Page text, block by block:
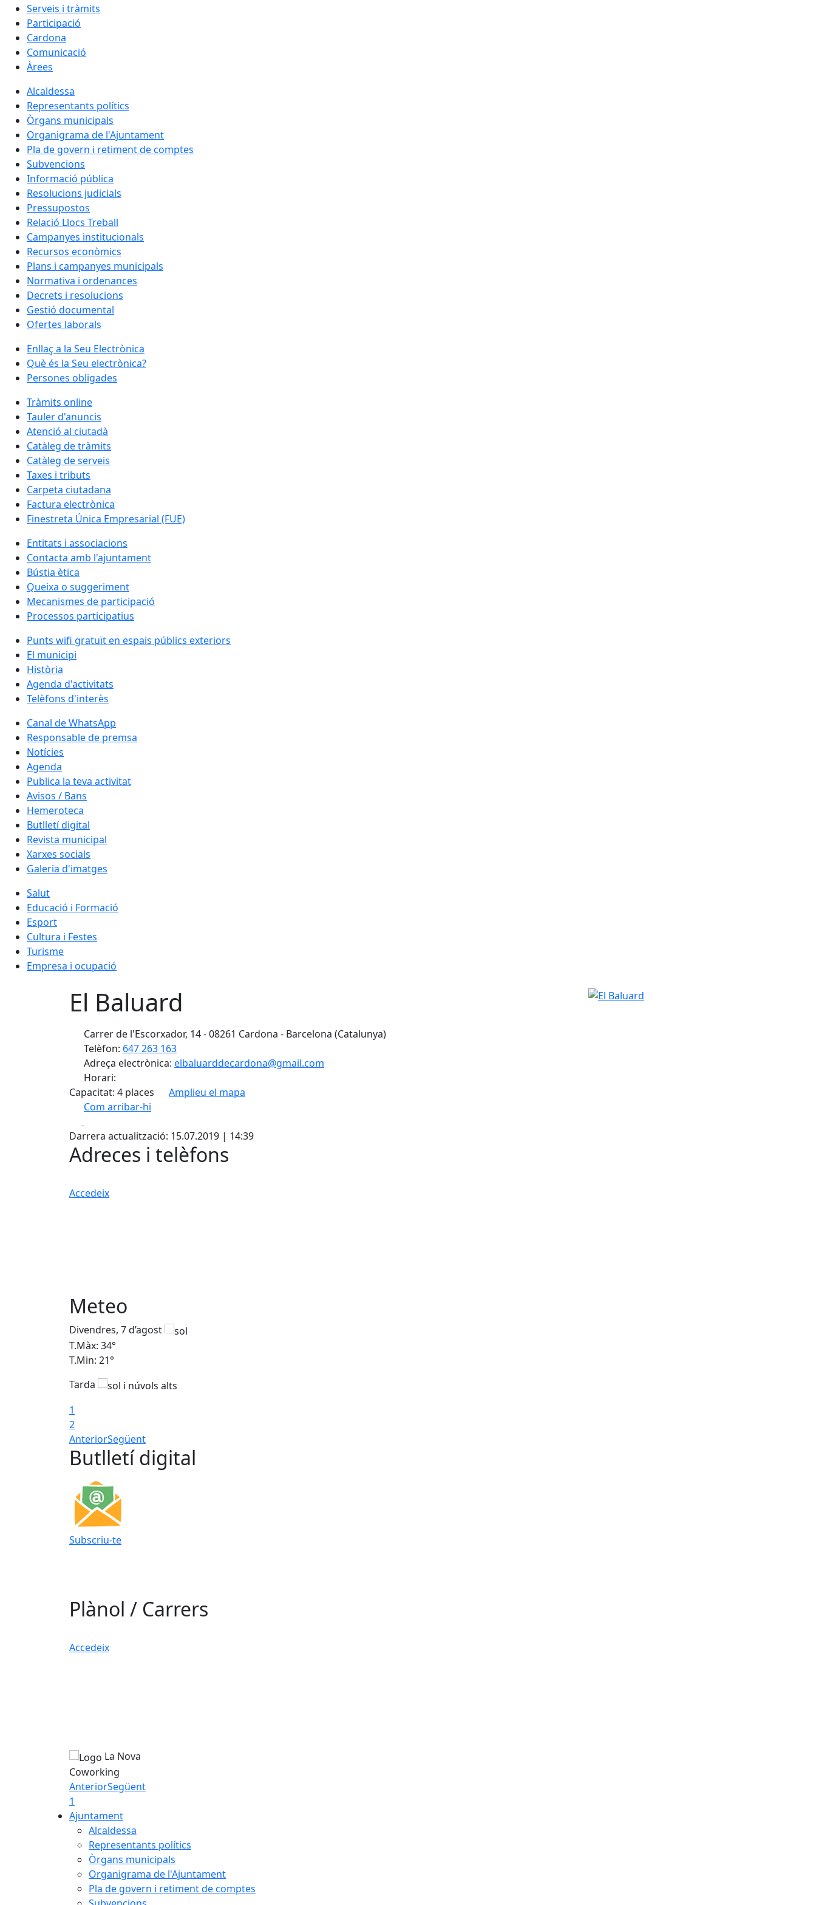
Serveis i tràmits
Participació
Cardona
Comunicació
Àrees
Alcaldessa
Representants polítics
Òrgans municipals
Organigrama de l'Ajuntament
Pla de govern i retiment de comptes
Subvencions
Informació pública
Resolucions judicials
Pressupostos
Relació Llocs Treball
Campanyes institucionals
Recursos econòmics
Plans i campanyes municipals
Normativa i ordenances
Decrets i resolucions
Gestió documental
Ofertes laborals
Enllaç a la Seu Electrònica
Què és la Seu electrònica?
Persones obligades
Tràmits online
Tauler d'anuncis
Atenció al ciutadà
Catàleg de tràmits
Catàleg de serveis
Taxes i tributs
Carpeta ciutadana
Factura electrònica
Finestreta Única Empresarial (FUE)
Entitats i associacions
Contacta amb l'ajuntament
Bústia ètica
Queixa o suggeriment
Mecanismes de participació
Processos participatius
Punts wifi gratuït en espais públics exteriors
El municipi
Història
Agenda d'activitats
Telèfons d'interès
Canal de WhatsApp
Responsable de premsa
Notícies
Agenda
Publica la teva activitat
Avisos / Bans
Hemeroteca
Butlletí digital
Revista municipal
Xarxes socials
Galeria d'imatges
Salut
Educació i Formació
Esport
Cultura i Festes
Turisme
Empresa i ocupació
El Baluard
Carrer de l'Escorxador, 14 - 08261 Cardona - Barcelona (Catalunya)
Telèfon: 647 263 163
Adreça electrònica: elbaluarddecardona@gmail.com
Horari:
Capacitat: 4 places
Amplieu el mapa
Com arribar-hi
+
−
Darrera actualització: 15.07.2019 | 14:39
El Baluard
Adreces i telèfons
Accedeix
Meteo
Divendres, 7 d’agost
T.Màx: 34°
T.Min: 21°
Tarda
1
2
AnteriorSegüent
Butlletí digital
Subscriu-te
Plànol / Carrers
Accedeix
La Nova
Coworking
AnteriorSegüent
1
Ajuntament
Alcaldessa
Representants polítics
Òrgans municipals
Organigrama de l'Ajuntament
Pla de govern i retiment de comptes